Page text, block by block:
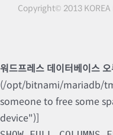
Copyright© 2013
워드프레스 데이터베이스
(/opt/bitnami/mariadb/
someone to free some
device")]